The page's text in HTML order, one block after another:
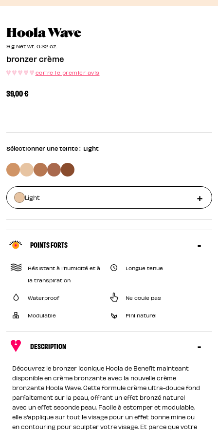
Hoola WaveBronzer Crème
9 g Net wt. 0.32 oz.
bronzer crème
ecrire le premier avis
39,00 €
Sélectionner une teinte : Light
Light
POINTS FORTS
Résistant à l’humidité et à
la transpiration
Longue tenue
Waterproof Ne coule pas
Modulable Fini naturel
DESCRIPTION
Découvrez le bronzer iconique Hoola de Benefit mainteant
disponible en crème bronzante avec la nouvelle crème
bronzante Hoola Wave. Cette formule crème ultra-douce fond
parfaitement sur la peau, offrant un effet bronzé naturel
avec un effet seconde peau. Facile à estomper et modulable,
elle s'applique sur tout le visage pour un effet bonne mine ou
en contouring pour sculpter votre visage. Et parce que votre